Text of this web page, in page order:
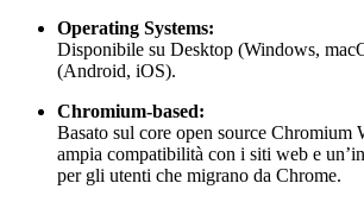
Operating Systems:
Disponibile su Desktop (Windows,
(Android, iOS).
Chromium-based:
Basato sul core open source Chromium
ampia compatibilità con i siti web e
per gli utenti che migrano da Chrome.